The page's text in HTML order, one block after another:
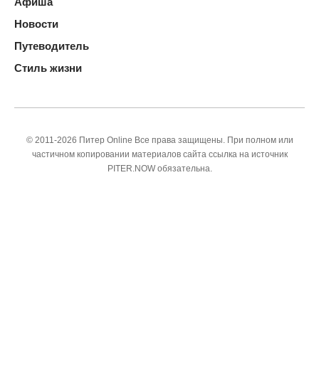
Новости
Путеводитель
Стиль жизни
© 2011-2026 Питер Online Все права защищены. При полном или
частичном копировании материалов сайта ссылка на источник
PITER.NOW обязательна.